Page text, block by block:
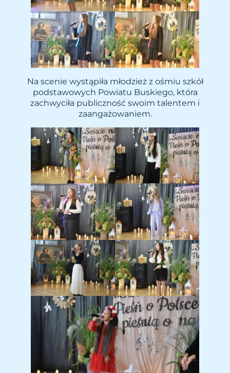
Na scenie wystąpiła młodzież z ośmiu szkół
podstawowych Powiatu Buskiego, która
zachwyciła publiczność swoim talentem i
zaangażowaniem.